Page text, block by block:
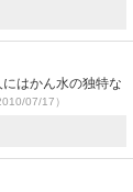
はかん水の独特な
07/17）